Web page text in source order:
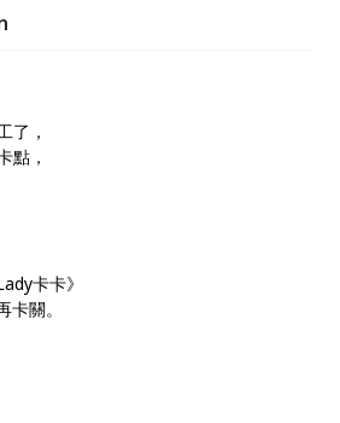
什麼沒什麼但不要什麼就有什麼
了，
點，
卡卡》
關。